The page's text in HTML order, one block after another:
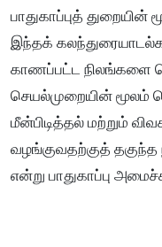
பாதுகாப்புத்
இந்தக்
காணப்பட்ட நிலங்களை
செயல்முறையின் மூலம்
மீன்பிடித்தல் மற்றும்
வழங்குவதற்குத்
என்று பாதுகாப்பு